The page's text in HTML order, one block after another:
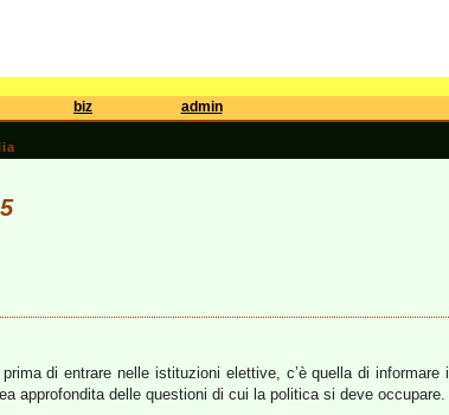
biz admin
di entrare nelle istituzioni elettive, c’è quella di
approfondita delle questioni di cui la politica si deve occupare.